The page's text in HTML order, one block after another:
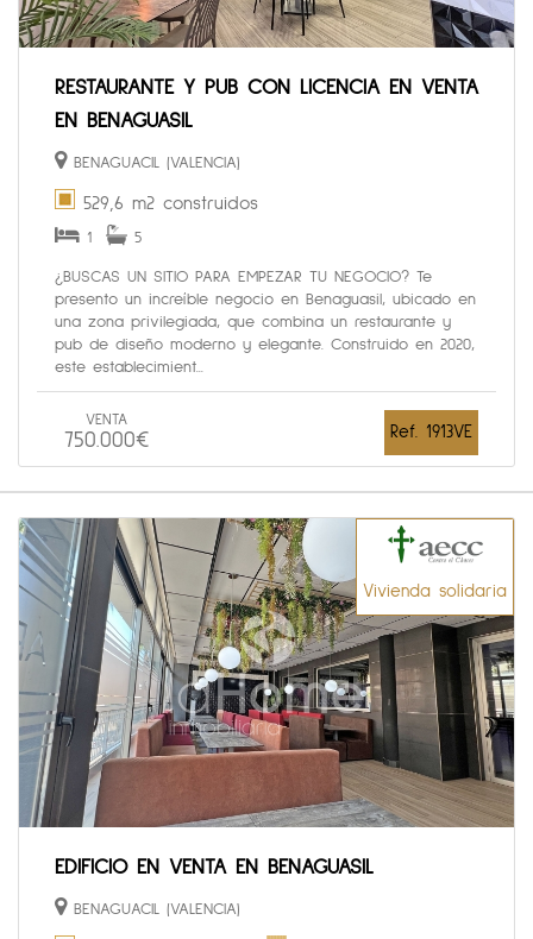
RESTAURANTE Y PUB CON LICENCIA EN VENTA
EN BENAGUASIL
BENAGUACIL (VALENCIA)
529,6 m2 construidos
1 5
¿BUSCAS UN SITIO PARA EMPEZAR TU NEGOCIO? Te
presento un increíble negocio en Benaguasil, ubicado en
una zona privilegiada, que combina un restaurante y
pub de diseño moderno y elegante. Construido en 2020,
este establecimient...
VENTA
750.000€ Ref. 1913VE
Vivienda solidaria
EDIFICIO EN VENTA EN BENAGUASIL
BENAGUACIL (VALENCIA)